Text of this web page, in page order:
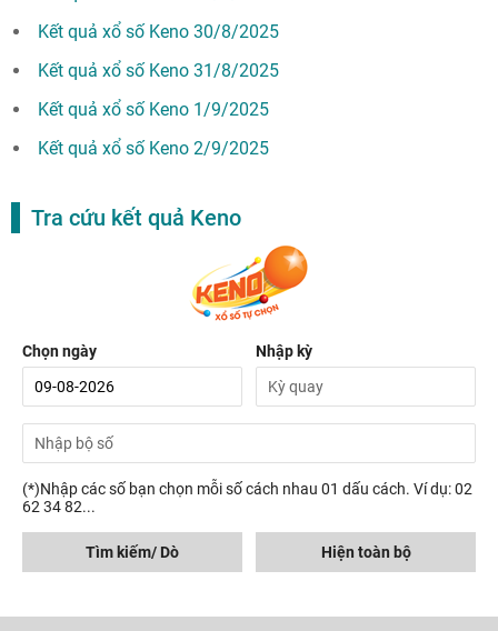
Kết quả xổ số Keno 30/8/2025
Kết quả xổ số Keno 31/8/2025
Kết quả xổ số Keno 1/9/2025
Kết quả xổ số Keno 2/9/2025
Tra cứu kết quả Keno
Chọn ngày Nhập kỳ
(*)Nhập các số bạn chọn mỗi số cách nhau 01 dấu cách. Ví dụ: 02
62 34 82...
Tìm kiếm/ Dò Hiện toàn bộ